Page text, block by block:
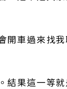
開車過來找
結果這一等